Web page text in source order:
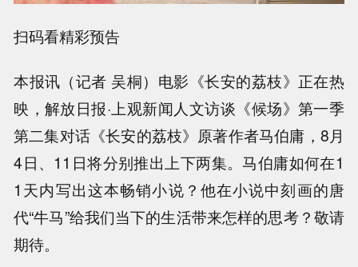
扫码看精彩预告
本报讯（记者 吴桐）电影《长安的荔枝》正在热
映，解放日报·上观新闻人文访谈《候场》第一季
第二集对话《长安的荔枝》原著作者马伯庸，8月
4日、11日将分别推出上下两集。马伯庸如何在1
1天内写出这本畅销小说？他在小说中刻画的唐
代“牛马”给我们当下的生活带来怎样的思考？敬请
期待。